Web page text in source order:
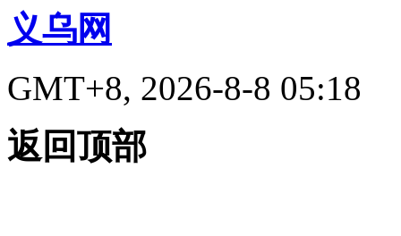
义乌网
GMT+8, 2026-8-8 05:18
返回顶部